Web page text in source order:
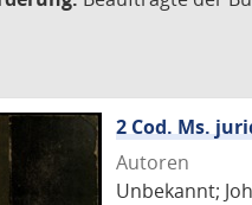
2 Cod. Ms.
Autoren
Unbekannt;